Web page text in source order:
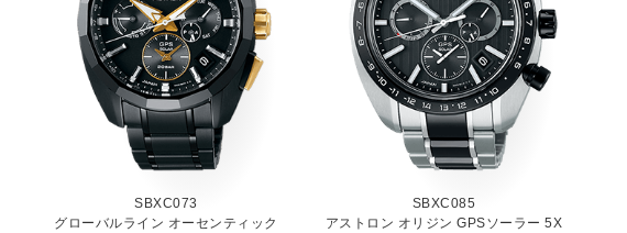
SBXC073
グローバルライン オーセンティック
SBXC085
アストロン オリジン GPSソーラー 5X